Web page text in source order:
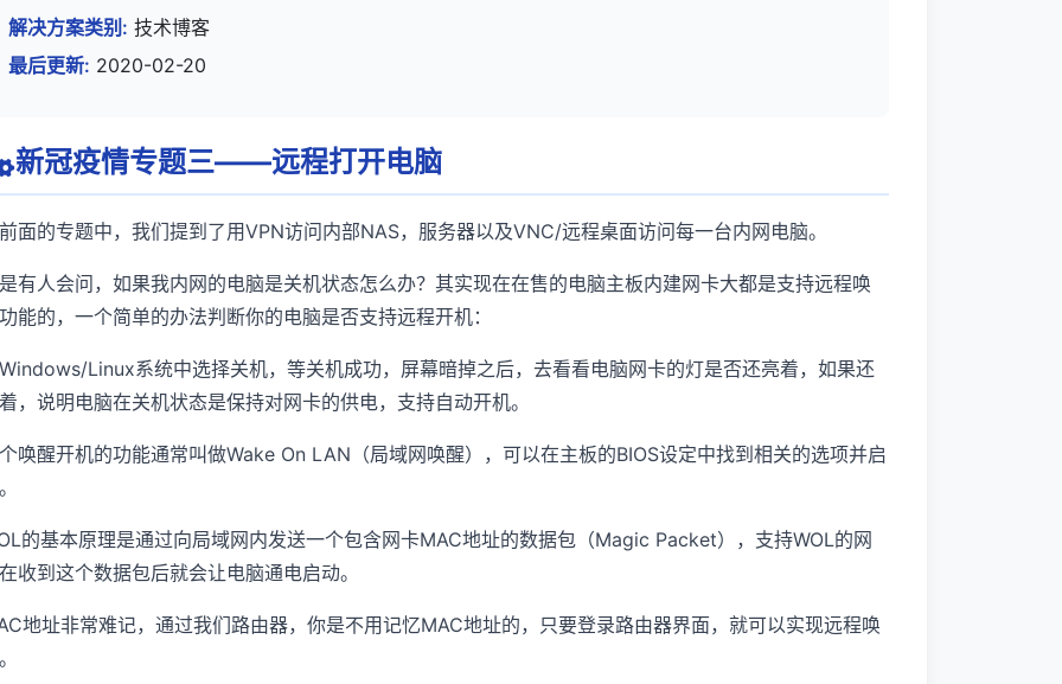
解决方案类别: 技术博客
最后更新: 2020-02-20
新冠疫情专题三——远程打开电脑
面的专题中，我们提到了用VPN访问内部NAS，服务器以及VNC/远程桌面访问每一台内网电脑。
有人会问，如果我内网的电脑是关机状态怎么办？其实现在在售的电脑主板内建网卡大都是支持远程唤
能的，一个简单的办法判断你的电脑是否支持远程开机：
Linux系统中选择关机，等关机成功，屏幕暗掉之后，去看看电脑网卡的灯是否还亮着，如果还
，说明电脑在关机状态是保持对网卡的供电，支持自动开机。
唤醒开机的功能通常叫做Wake On LAN（局域网唤醒），可以在主板的BIOS设定中找到相关的选项并启
的基本原理是通过向局域网内发送一个包含网卡MAC地址的数据包（Magic Packet），支持WOL的网
收到这个数据包后就会让电脑通电启动。
地址非常难记，通过我们路由器，你是不用记忆MAC地址的，只要登录路由器界面，就可以实现远程唤